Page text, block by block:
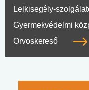
Lelkisegély-
Gyermekvédelmi
Orvoskereső